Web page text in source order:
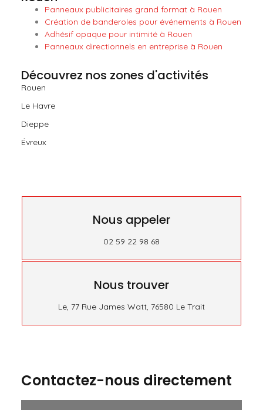
Panneaux publicitaires grand format à Rouen
Création de banderoles pour événements à Rouen
Adhésif opaque pour intimité à Rouen
Panneaux directionnels en entreprise à Rouen
Découvrez nos zones d'activités
Rouen
Le Havre
Dieppe
Évreux
Nous appeler
02 59 22 98 68
Nous trouver
Le, 77 Rue James Watt, 76580 Le Trait
Contactez-nous directement